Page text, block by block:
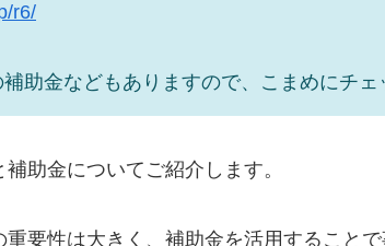
r6/
助金などもありますので、こまめにチェ
助金についてご紹介します。
要性は大きく、補助金を活用すること